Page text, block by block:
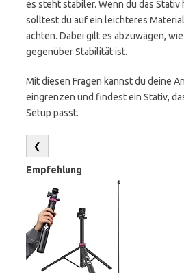
es steht stabiler. Wenn du das
solltest du auf ein leichteres
achten. Dabei gilt es abzuwägen,
gegenüber Stabilität ist.
Mit diesen Fragen kannst du deine
eingrenzen und findest ein Stativ,
Setup passt.
❮
Empfehlung